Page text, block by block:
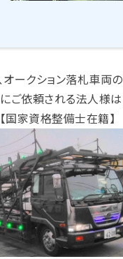
ークション落札車両
ご依頼される法人様
国家資格整備士在籍】